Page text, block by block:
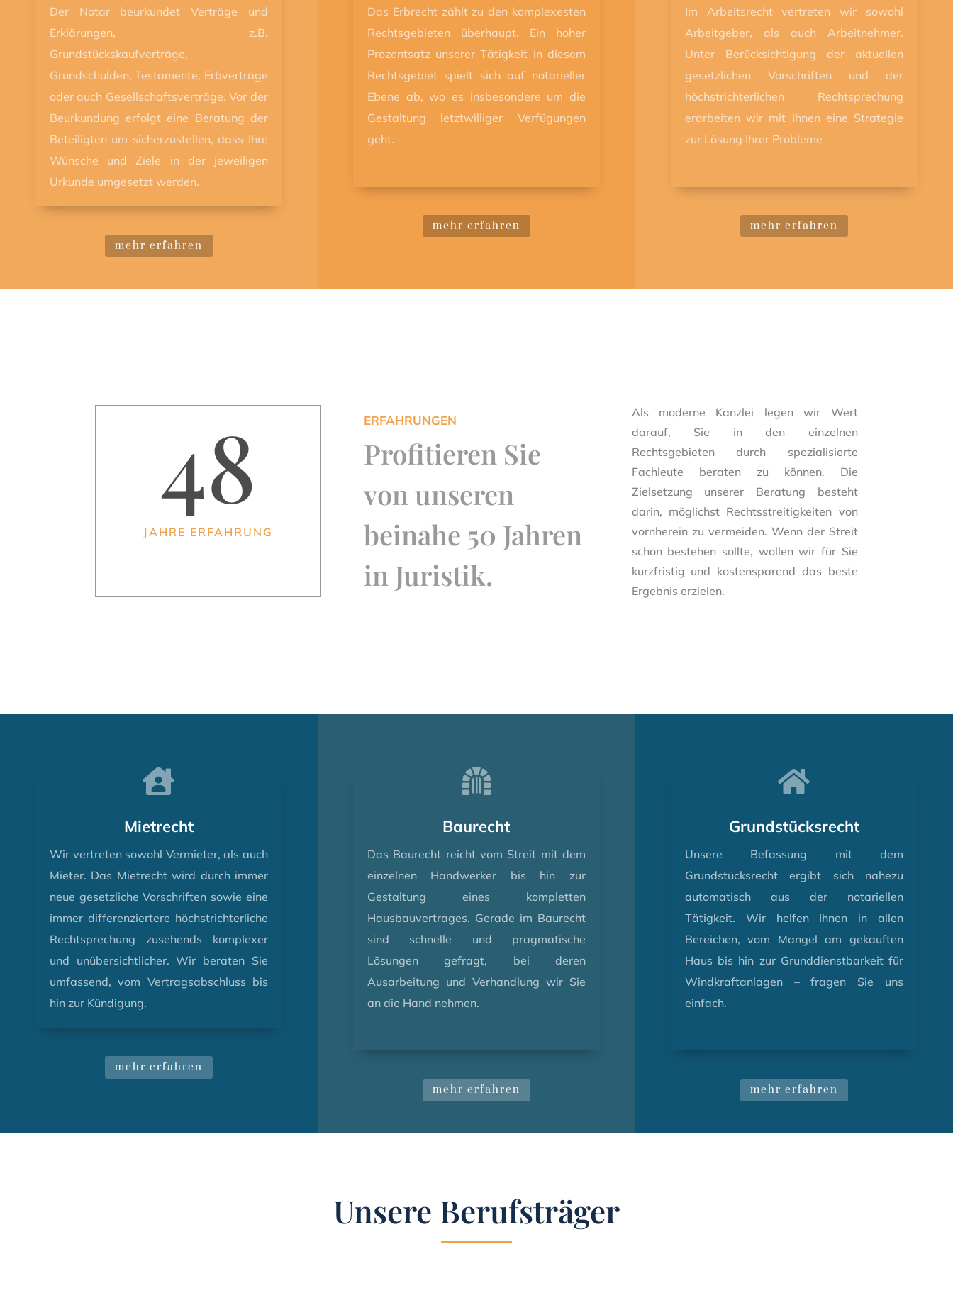
Der Notar beurkundet Verträge und
Erklärungen, z.B.
Grundstückskaufverträge,
Grundschulden, Testamente, Erbverträge
oder auch Gesellschaftsverträge. Vor der
Beurkundung erfolgt eine Beratung der
Beteiligten um sicherzustellen, dass Ihre
Wünsche und Ziele in der jeweiligen
Urkunde umgesetzt werden.
mehr erfahren
Das Erbrecht zählt zu den komplexesten
Rechtsgebieten überhaupt. Ein hoher
Prozentsatz unserer Tätigkeit in diesem
Rechtsgebiet spielt sich auf notarieller
Ebene ab, wo es insbesondere um die
Gestaltung letztwilliger Verfügungen
geht.
mehr erfahren
Im Arbeitsrecht vertreten wir sowohl
Arbeitgeber, als auch Arbeitnehmer.
Unter Berücksichtigung der aktuellen
gesetzlichen Vorschriften und der
höchstrichterlichen Rechtsprechung
erarbeiten wir mit Ihnen eine Strategie
zur Lösung Ihrer Probleme
mehr erfahren
48
JAHRE ERFAHRUNG
ERFAHRUNGEN
Profitieren Sie
von unseren
beinahe 50 Jahren
in Juristik.
Als moderne Kanzlei legen wir Wert
darauf, Sie in den einzelnen
Rechtsgebieten durch spezialisierte
Fachleute beraten zu können. Die
Zielsetzung unserer Beratung besteht
darin, möglichst Rechtsstreitigkeiten von
vornherein zu vermeiden. Wenn der Streit
schon bestehen sollte, wollen wir für Sie
kurzfristig und kostensparend das beste
Ergebnis erzielen.

Mietrecht
Wir vertreten sowohl Vermieter, als auch
Mieter. Das Mietrecht wird durch immer
neue gesetzliche Vorschriften sowie eine
immer differenziertere höchstrichterliche
Rechtsprechung zusehends komplexer
und unübersichtlicher. Wir beraten Sie
umfassend, vom Vertragsabschluss bis
hin zur Kündigung.
mehr erfahren

Baurecht
Das Baurecht reicht vom Streit mit dem
einzelnen Handwerker bis hin zur
Gestaltung eines kompletten
Hausbauvertrages. Gerade im Baurecht
sind schnelle und pragmatische
Lösungen gefragt, bei deren
Ausarbeitung und Verhandlung wir Sie
an die Hand nehmen.
mehr erfahren

Grundstücksrecht
Unsere Befassung mit dem
Grundstücksrecht ergibt sich nahezu
automatisch aus der notariellen
Tätigkeit. Wir helfen Ihnen in allen
Bereichen, vom Mangel am gekauften
Haus bis hin zur Grunddienstbarkeit für
Windkraftanlagen – fragen Sie uns
einfach.
mehr erfahren
Unsere Berufsträger